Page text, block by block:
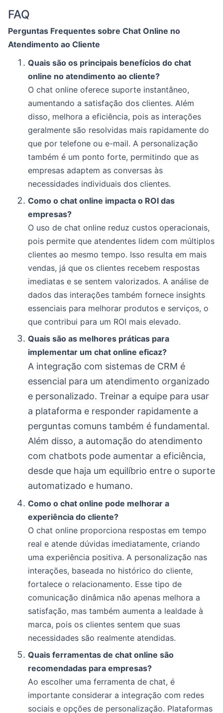
FAQ
Perguntas Frequentes sobre Chat Online no
Atendimento ao Cliente
Quais são os principais benefícios do chat
online no atendimento ao cliente?
O chat online oferece suporte instantâneo,
aumentando a satisfação dos clientes. Além
disso, melhora a eficiência, pois as interações
geralmente são resolvidas mais rapidamente do
que por telefone ou e-mail. A personalização
também é um ponto forte, permitindo que as
empresas adaptem as conversas às
necessidades individuais dos clientes.
Como o chat online impacta o ROI das
empresas?
O uso de chat online reduz custos operacionais,
pois permite que atendentes lidem com múltiplos
clientes ao mesmo tempo. Isso resulta em mais
vendas, já que os clientes recebem respostas
imediatas e se sentem valorizados. A análise de
dados das interações também fornece insights
essenciais para melhorar produtos e serviços, o
que contribui para um ROI mais elevado.
Quais são as melhores práticas para
implementar um chat online eficaz?
A integração com sistemas de CRM é
essencial para um atendimento organizado
e personalizado. Treinar a equipe para usar
a plataforma e responder rapidamente a
perguntas comuns também é fundamental.
Além disso, a automação do atendimento
com chatbots pode aumentar a eficiência,
desde que haja um equilíbrio entre o suporte
automatizado e humano.
Como o chat online pode melhorar a
experiência do cliente?
O chat online proporciona respostas em tempo
real e atende dúvidas imediatamente, criando
uma experiência positiva. A personalização nas
interações, baseada no histórico do cliente,
fortalece o relacionamento. Esse tipo de
comunicação dinâmica não apenas melhora a
satisfação, mas também aumenta a lealdade à
marca, pois os clientes sentem que suas
necessidades são realmente atendidas.
Quais ferramentas de chat online são
recomendadas para empresas?
Ao escolher uma ferramenta de chat, é
importante considerar a integração com redes
sociais e opções de personalização. Plataformas